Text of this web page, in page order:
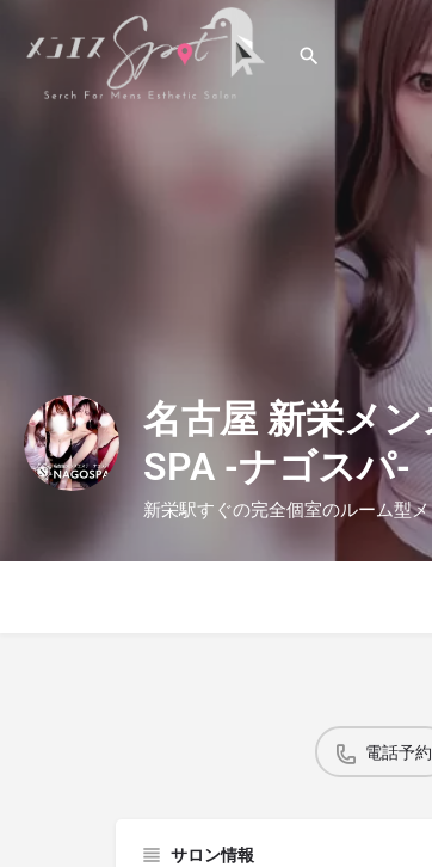
名古屋 新栄メ
SPA -ナゴスパ-
新栄駅すぐの完全個室のルーム型
電話予約
サロン情報